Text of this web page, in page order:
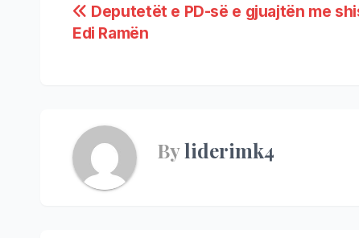
Deputetët e PD-së e gjuajtën me
Edi Ramën
Byliderimk4